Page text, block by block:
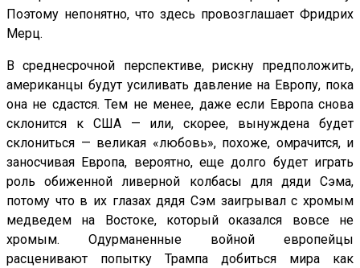
Поэтому непонятно, что здесь провозглашает Фридрих
Мерц.
В среднесрочной перспективе, рискну предположить,
американцы будут усиливать давление на Европу, пока
она не сдастся. Тем не менее, даже если Европа снова
склонится к США — или, скорее, вынуждена будет
склониться — великая «любовь», похоже, омрачится, и
заносчивая Европа, вероятно, еще долго будет играть
роль обиженной ливерной колбасы для дяди Сэма,
потому что в их глазах дядя Сэм заигрывал с хромым
медведем на Востоке, который оказался вовсе не
хромым. Одурманенные войной европейцы
расценивают попытку Трампа добиться мира как